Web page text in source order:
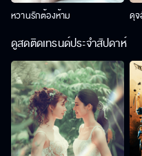
หวานรักต้องห้าม ดุ
ดูสดติดเทรนด์ประจำสัปดาห์